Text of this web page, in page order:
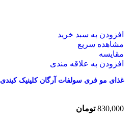
افزودن به سبد خرید
مشاهده سریع
مقایسه
افزودن به علاقه مندی
غذای مو فری سولفات آرگان کلینیک کیندی 400 میل
830,000 تومان